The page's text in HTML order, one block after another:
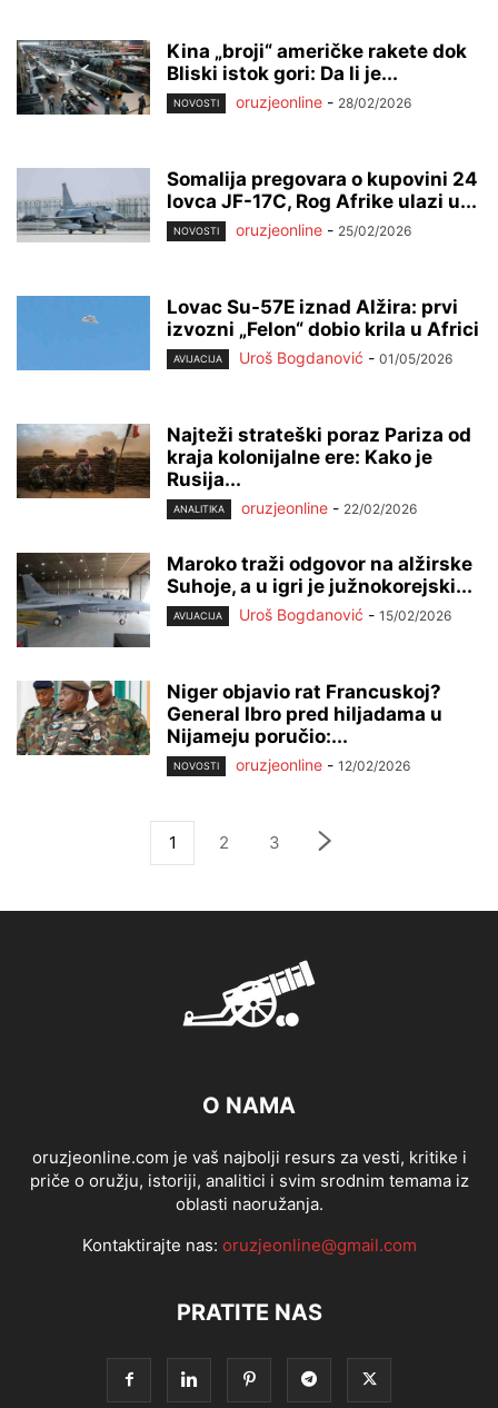
Kina „broji“ američke rakete dok
Bliski istok gori: Da li je...
NOVOSTI oruzjeonline - 28/02/2026
Somalija pregovara o kupovini 24
lovca JF-17C, Rog Afrike ulazi u...
NOVOSTI oruzjeonline - 25/02/2026
Lovac Su-57E iznad Alžira: prvi
izvozni „Felon“ dobio krila u Africi
AVIJACIJA Uroš Bogdanović - 01/05/2026
Najteži strateški poraz Pariza od
kraja kolonijalne ere: Kako je
Rusija...
ANALITIKA oruzjeonline - 22/02/2026
Maroko traži odgovor na alžirske
Suhoje, a u igri je južnokorejski...
AVIJACIJA Uroš Bogdanović - 15/02/2026
Niger objavio rat Francuskoj?
General Ibro pred hiljadama u
Nijameju poručio:...
NOVOSTI oruzjeonline - 12/02/2026
1 2 3
O NAMA
oruzjeonline.com je vaš najbolji resurs za vesti, kritike i
priče o oružju, istoriji, analitici i svim srodnim temama iz
oblasti naoružanja.
Kontaktirajte nas: oruzjeonline@gmail.com
PRATITE NAS